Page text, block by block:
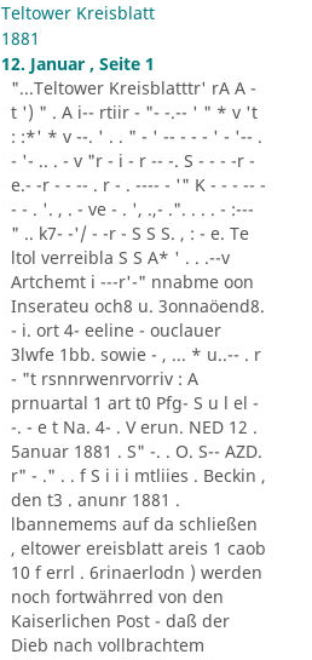
Teltower Kreisblatt
1881
12. Januar , Seite 1
"...Teltower Kreisblatttr' rA A -
t ') " . A i-- rtiir - "- -.-- ' " * v 't
: :*' * v --. ' . . " - ' -- - - - ' - '-- .
- '- .. . - v "r - i - r -- -. S - - - -r -
e.- -r - - -- . r - . ---- - '" K - - - -- -
- - . '. , . - ve - . ', .,- .". . . . - :---
" .. k7- -'/ - -r - S S S. , : - e. Te
ltol verreibla S S A* ' . . .--v
Artchemt i ---r'-" nnabme oon
Inserateu och8 u. 3onnaöend8.
- i. ort 4- eeline - ouclauer
3lwfe 1bb. sowie - , ... * u..-- . r
- "t rsnnrwenrvorriv : A
prnuartal 1 art t0 Pfg- S u l el -
-. - e t Na. 4- . V erun. NED 12 .
5anuar 1881 . S" -. . O. S-- AZD.
r" - ." . . f S i i i mtliies . Beckin ,
den t3 . anunr 1881 .
lbannemems auf da schließen
, eltower ereisblatt areis 1 caob
10 f errl . 6rinaerlodn ) werden
noch fortwährred von den
Kaiserlichen Post - daß der
Dieb nach vollbrachtem